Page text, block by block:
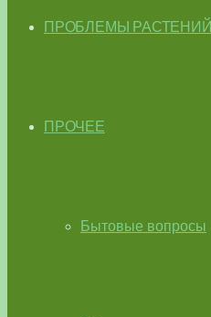
ПРОБЛЕМЫ РАСТЕНИЙ
ПРОЧЕЕ
Бытовые вопросы